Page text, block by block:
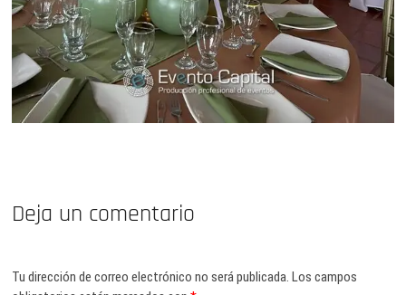
Deja un comentario
Tu dirección de correo electrónico no será publicada. Los campos